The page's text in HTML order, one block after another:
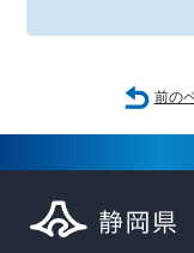
前の